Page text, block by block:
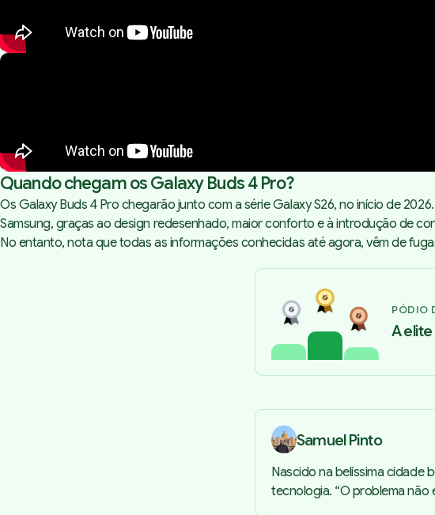
Quando chegam os Galaxy Buds 4 Pro?
Os Galaxy Buds 4 Pro chegarão junto com a série Galaxy S26, no início de
Samsung, graças ao design redesenhado, maior conforto e à introdução de
No entanto, nota que todas as informações conhecidas até agora, vêm de
PÓDIO
A
Samuel Pinto
Nascido na belíssima cidade
tecnologia. “O problema não